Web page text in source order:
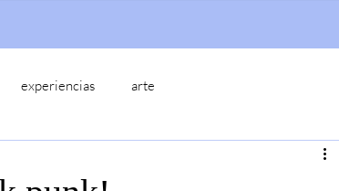
experiencias arte